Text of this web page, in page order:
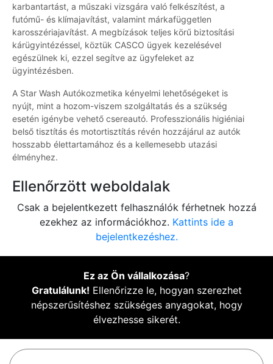
karbantartást, a műszaki vizsgára való felkészítést, a
futómű- és klímajavítást, valamint márkafüggetlen
karosszériajavítást. A megbízások teljes körű biztosítási
kárügyintézéssel, köztük CASCO ügyek kezelésével
egészülnek ki, ezzel segítve az ügyfeleket az
ügyintézésben.
A Star Wash Autókozmetika kényelmi lehetőségeket is
nyújt, mint a hozom-viszem szolgáltatás és a szükség
esetén igénybe vehető csereautó. Professzionális higiéniai
belső tisztítás és motortisztítás révén hozzájárul az autók
hosszabb élettartamához és a kellemesebb utazási
élményhez.
Ellenőrzött weboldalak
Csak a bejelentkezett felhasználók férhetnek hozzá
ezekhez az információkhoz. Kattints ide a
bejelentkezéshez.
Ez az Ön vállalkozása?
Gratulálunk! Ellenőrizze le, hogyan szerezhet
népszerűsítéshez szükséges anyagokat, hogy
élvezhesse sikerét.